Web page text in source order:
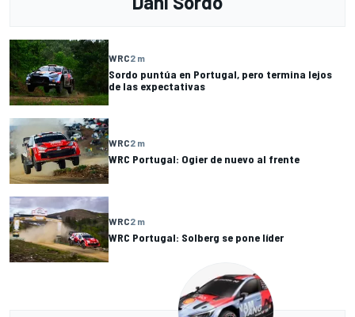
WRC2 m
Sordo puntúa en Portugal, pero termina lejos
de las expectativas
WRC2 m
WRC Portugal: Ogier de nuevo al frente
WRC2 m
WRC Portugal: Solberg se pone líder